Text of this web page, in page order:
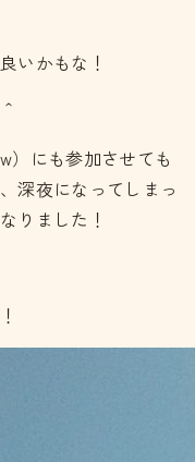
いかもな！
）にも参加させても
深夜になってしまっ
りました！